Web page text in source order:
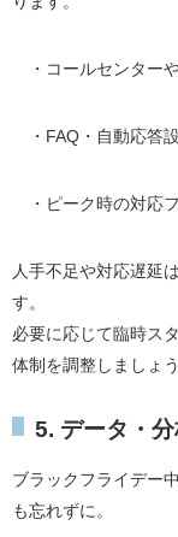
・コールセンター
・FAQ・自動応答
・ピーク時の対応
人手不足や対応遅延は
す。
必要に応じて臨時ス
体制を調整しましょう
5. データ・
ブラックフライデー
も忘れずに。